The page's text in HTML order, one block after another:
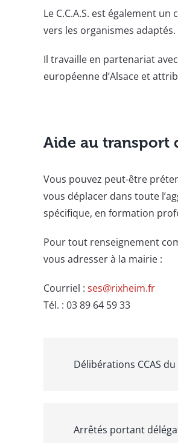
Le C.C.A.S. est également
vers les organismes adaptés.
Il travaille en partenariat
européenne d’Alsace et
Aide au transport
Vous pouvez peut-être
vous déplacer dans toute
spécifique, en formation
Pour tout renseignement
vous adresser à la mairie :
Courriel : ses@rixheim.fr
Tél. : 03 89 64 59 33
Délibérations CCAS
Arrêtés portant